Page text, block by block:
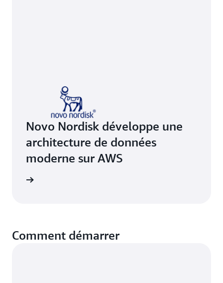
Novo Nordisk développe une
architecture de données
moderne sur AWS
Comment démarrer